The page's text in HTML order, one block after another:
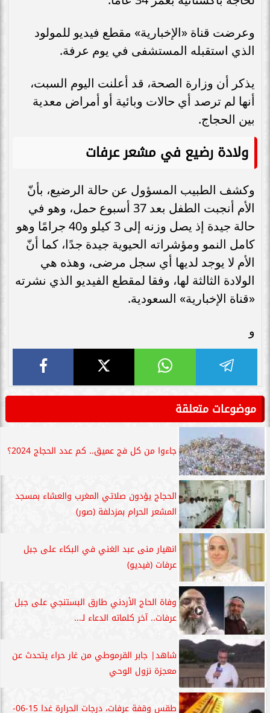
وعرضت قناة «الإخبارية» مقطع فيديو للمولود
الذي استقبله المستشفى في يوم عرفة.
يذكر أن وزارة الصحة، قد أعلنت اليوم السبت،
أنها لم ترصد أي حالات وبائية أو أمراض معدية
بين الحجاج.
ولادة رضيع في مشعر عرفات
وكشف الطبيب المسؤول عن حالة الرضيع، بأنّ
الأم أنجبت الطفل بعد 37 أسبوع حمل، وهو في
حالة جيدة إذ يصل وزنه إلى 3 كيلو و40 جرامًا وهو
كامل النمو ومؤشراته الحيوية جيدة جدًا، كما أنّ
الأم لا يوجد لديها أي سجل مرضى، وهذه هي
الولادة الثالثة لها، وفقا لمقطع الفيديو الذي نشرته
«قناة الإخبارية» السعودية.
و
موضوعات متعلقة
جاءوا من كل فج عميق.. كم عدد الحجاج 2024؟
الحجاج يؤدون صلاتي المغرب والعشاء بمسجد
المشعر الحرام بمزدلفة (صور)
انهيار منى عبد الغني في البكاء على جبل
عرفات (فيديو)
وفاة الحاج الأردني طارق البستنجي على جبل
عرفات.. آخر كلماته الدعاء لـ...
شاهد| جابر القرموطي من غار حراء يتحدث عن
معجزة نزول الوحي
طقس وقفة عرفات، درجات الحرارة غدا 15-06-